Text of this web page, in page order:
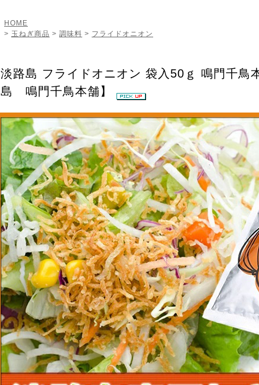
HOME
> 玉ねぎ商品 > 調味料 > フライドオニオン
淡路島 フライドオニオン 袋入50ｇ 鳴門千鳥
島 鳴門千鳥本舗】